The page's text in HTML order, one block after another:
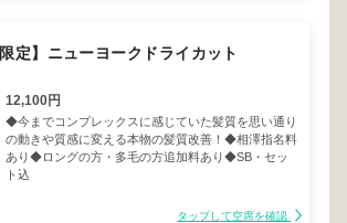
限定】ニューヨークドライカット
12,100円
◆今までコンプレックスに感じていた髪質を思い通り
の動きや質感に変える本物の髪質改善！◆相澤指名料
あり◆ロングの方・多毛の方追加料あり◆SB・セッ
ト込
タップして空席を確認